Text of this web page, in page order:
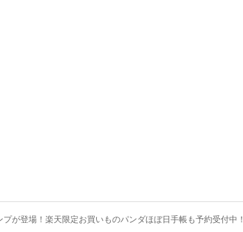
が登場！楽天限定お買いものパンダほぼ日手帳も予約受付中！